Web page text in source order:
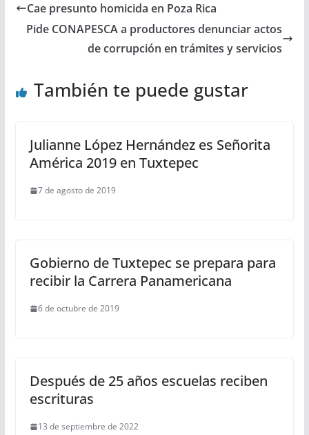
Cae presunto homicida en Poza Rica
Pide CONAPESCA a productores denunciar actos
de corrupción en trámites y servicios
También te puede gustar
Julianne López Hernández es Señorita
América 2019 en Tuxtepec
7 de agosto de 2019
Gobierno de Tuxtepec se prepara para
recibir la Carrera Panamericana
6 de octubre de 2019
Después de 25 años escuelas reciben
escrituras
13 de septiembre de 2022